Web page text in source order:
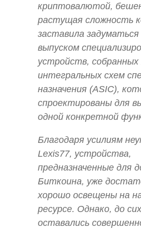
криптовалютой,
растущая сложность
заставила задуматься
выпуском
устройств, собранных
интегральных схем
назначения (ASIC),
спроектированы для
одной конкретной
Благодаря усилиям
Lexis77, устройства,
предназначенные для
Биткоина, уже
хорошо освещены на
ресурсе. Однако, до
оставались